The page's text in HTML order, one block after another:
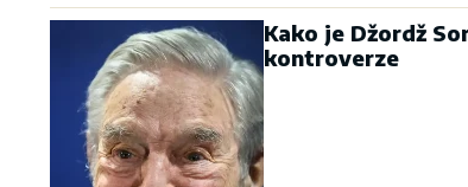
Kako je Džordž
kontroverze